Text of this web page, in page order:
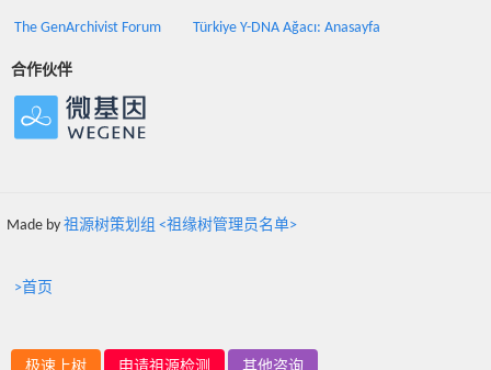
The GenArchivist Forum Türkiye Y-DNA Ağacı: Anasayfa
合作伙伴
Made by 祖源树策划组 <祖缘树管理员名单>
>首页